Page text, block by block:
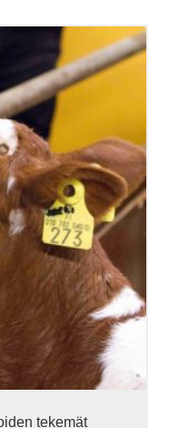
tekemät